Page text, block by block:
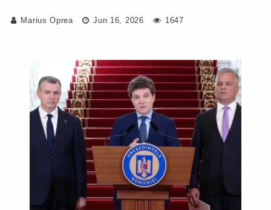
Marius Oprea Jun 16, 2026 1647